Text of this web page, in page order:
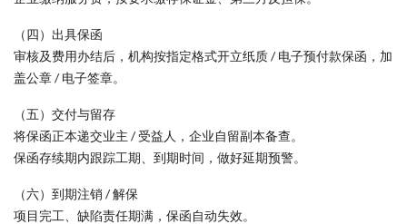
（四）出具保函
审核及费用办结后，机构按指定格式开立纸质 / 电子预付款保函，加
盖公章 / 电子签章。
（五）交付与留存
将保函正本递交业主 / 受益人，企业自留副本备查。
保函存续期内跟踪工期、到期时间，做好延期预警。
（六）到期注销 / 解保
项目完工、缺陷责任期满，保函自动失效。